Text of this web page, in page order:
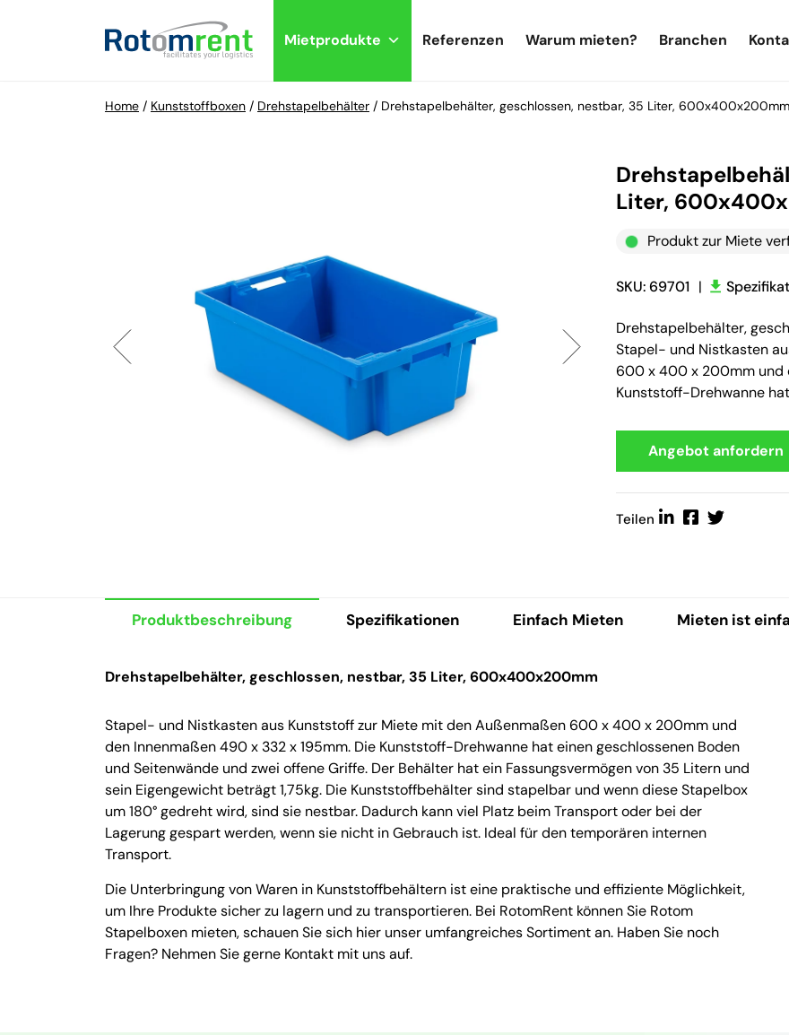
Mietprodukte Referenzen Warum mieten? Branchen
Home / Kunststoffboxen / Drehstapelbehälter / Drehstapelbehälter, geschlossen, nestbar, 35 Liter, 600x400x200mm
Liter,
Produkt zur Miete
SKU: 69701 |
Drehstapelbehälter,
Stapel- und Nistkasten
600 x 400 x 200mm und
Kunststoff-Drehwanne
Angebot anfordern
Teilen
Produktbeschreibung Spezifikationen Einfach Mieten Mieten ist
Drehstapelbehälter, geschlossen, nestbar, 35 Liter, 600x400x200mm
Stapel- und Nistkasten aus Kunststoff zur Miete mit den Außenmaßen 600 x 400 x 200mm und
den Innenmaßen 490 x 332 x 195mm. Die Kunststoff-Drehwanne hat einen geschlossenen Boden
und Seitenwände und zwei offene Griffe. Der Behälter hat ein Fassungsvermögen von 35 Litern und
sein Eigengewicht beträgt 1,75kg. Die Kunststoffbehälter sind stapelbar und wenn diese Stapelbox
um 180° gedreht wird, sind sie nestbar. Dadurch kann viel Platz beim Transport oder bei der
Lagerung gespart werden, wenn sie nicht in Gebrauch ist. Ideal für den temporären internen
Transport.
Die Unterbringung von Waren in Kunststoffbehältern ist eine praktische und effiziente Möglichkeit,
um Ihre Produkte sicher zu lagern und zu transportieren. Bei RotomRent können Sie Rotom
Stapelboxen mieten, schauen Sie sich hier unser umfangreiches Sortiment an. Haben Sie noch
Fragen? Nehmen Sie gerne Kontakt mit uns auf.